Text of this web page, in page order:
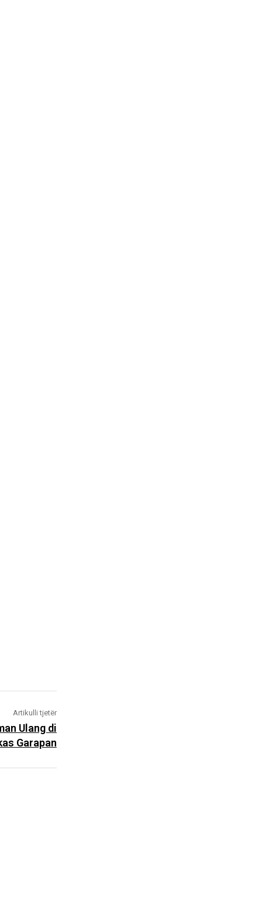
Artikulli tjetër
Ulang di
Garapan